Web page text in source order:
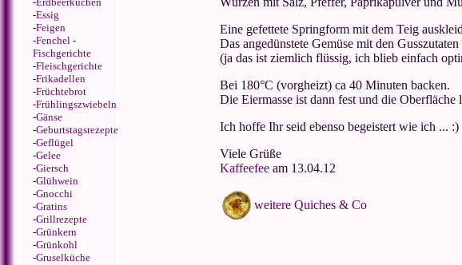
-Essig
-Feigen
-Fenchel -
Fischgerichte
-Fleischgerichte
-Frikadellen
-Früchtebrot
-Frühlingszwiebeln
-Gänse
-Geburtstagsrezepte
-Geflügel
-Gelee
-Giersch
-Glühwein
-Gnocchi
-Gratins
-Grillrezepte
-Grünkern
-Grünkohl
-Gruselküche
Eine gefettete Springform mit dem Teig
Das angedünstete Gemüse mit den
(ja das ist ziemlich flüssig, ich blieb einfach
Bei 180°C (vorgheizt) ca 40 Minuten backen.
Die Eiermasse ist dann fest und die Oberfläche
Ich hoffe Ihr seid ebenso begeistert wie ich ... :)
Viele Grüße
Kaffeefee am 13.04.12
weitere Quiches & Co